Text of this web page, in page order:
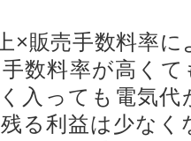
×販売手数料率
数料率が高く
入っても電気
る利益は少な